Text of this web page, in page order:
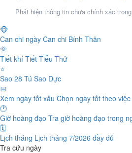
Phát hiện thông tin chưa chính xác
🐵
Can chi ngày Can chi Bính Thân
🌞
Tiết khí Tiết Tiểu Thử
⭐
Sao 28 Tú Sao Dực
📅
Xem ngày tốt xấu Chọn ngày tốt theo việc
🕐
Giờ hoàng đạo Tra giờ hoàng đạo trong
🗓️
Lịch tháng Lịch tháng 7/2026 đầy đủ
Tra cứu ngày